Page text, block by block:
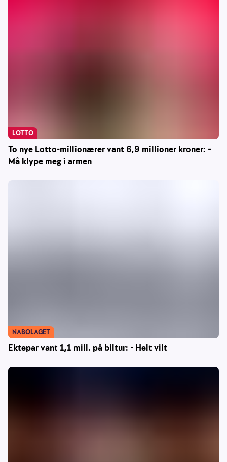
To nye Lotto-millionærer vant 6,9 millioner kroner: –
Må klype meg i armen
LOTTO
Ektepar vant 1,1 mill. på biltur: - Helt vilt
NABOLAGET